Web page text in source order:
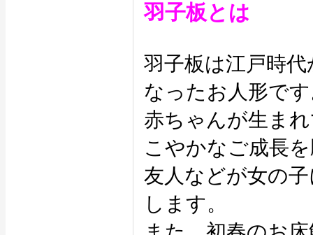
羽子板とは
羽子板は江戸時
なったお人形で
赤ちゃんが生ま
こやかなご成長
友人などが女の
します。